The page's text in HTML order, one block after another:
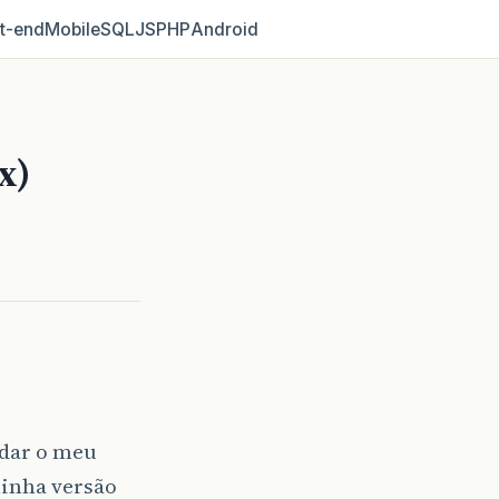
MobileSQLJSPHPAndroid
o meu
versão